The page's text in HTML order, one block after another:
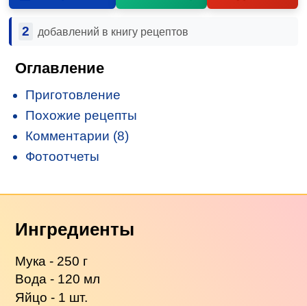
2 добавлений в книгу рецептов
Оглавление
Приготовление
Похожие рецепты
Комментарии (8)
Фотоотчеты
Ингредиенты
Мука - 250 г
Вода - 120 мл
Яйцо - 1 шт.